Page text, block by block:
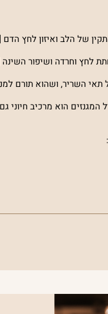
של הלב ואיזון לחץ הדם
וחרדה ושיפור השינה [5]
השריר, ושהוא תורם
המגנזים הוא מרכיב